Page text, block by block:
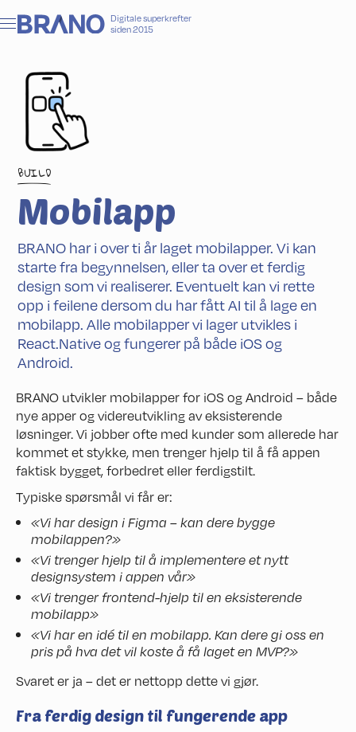
Digitale superkrefter
siden 2015
BUILD
Mobilapp
BRANO har i over ti år laget mobilapper. Vi kan
starte fra begynnelsen, eller ta over et ferdig
design som vi realiserer. Eventuelt kan vi rette
opp i feilene dersom du har fått AI til å lage en
mobilapp. Alle mobilapper vi lager utvikles i
React.Native og fungerer på både iOS og
Android.
BRANO utvikler mobilapper for iOS og Android – både
nye apper og videreutvikling av eksisterende
løsninger. Vi jobber ofte med kunder som allerede har
kommet et stykke, men trenger hjelp til å få appen
faktisk bygget, forbedret eller ferdigstilt.
Typiske spørsmål vi får er:
«Vi har design i Figma – kan dere bygge
mobilappen?»
«Vi trenger hjelp til å implementere et nytt
designsystem i appen vår»
«Vi trenger frontend-hjelp til en eksisterende
mobilapp»
«Vi har en idé til en mobilapp. Kan dere gi oss en
pris på hva det vil koste å få laget en MVP?»
Svaret er ja – det er nettopp dette vi gjør.
Fra ferdig design til fungerende app